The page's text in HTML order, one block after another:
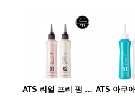
ATS 리얼 프리 펌 1제/2제